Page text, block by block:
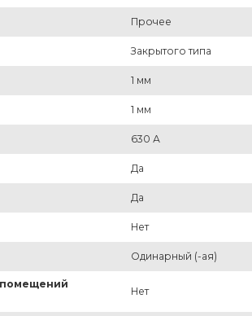
Прочее
Закрытого типа
1 мм
1 мм
630 А
Да
Да
Нет
Одинарный (-ая)
помещений
Нет